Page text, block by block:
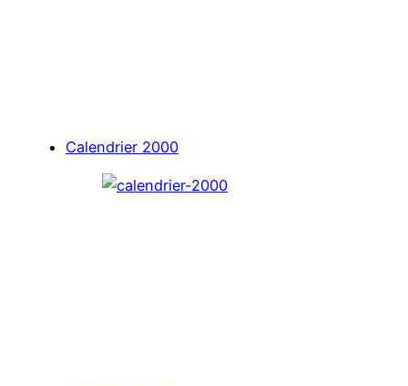
Calendrier 2000